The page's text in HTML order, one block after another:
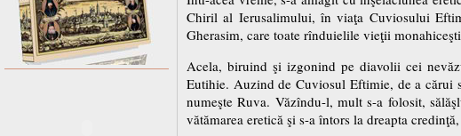
Chiril al Ierusalimului, în viaţa Cuviosului
Gherasim, care toate rînduielile vieţii
Acela, biruind şi izgonind pe diavolii cei
Eutihie. Auzind de Cuviosul Eftimie, de a cărui
numeşte Ruva. Văzîndu-l, mult s-a folosit,
vătămarea eretică şi s-a întors la dreapta